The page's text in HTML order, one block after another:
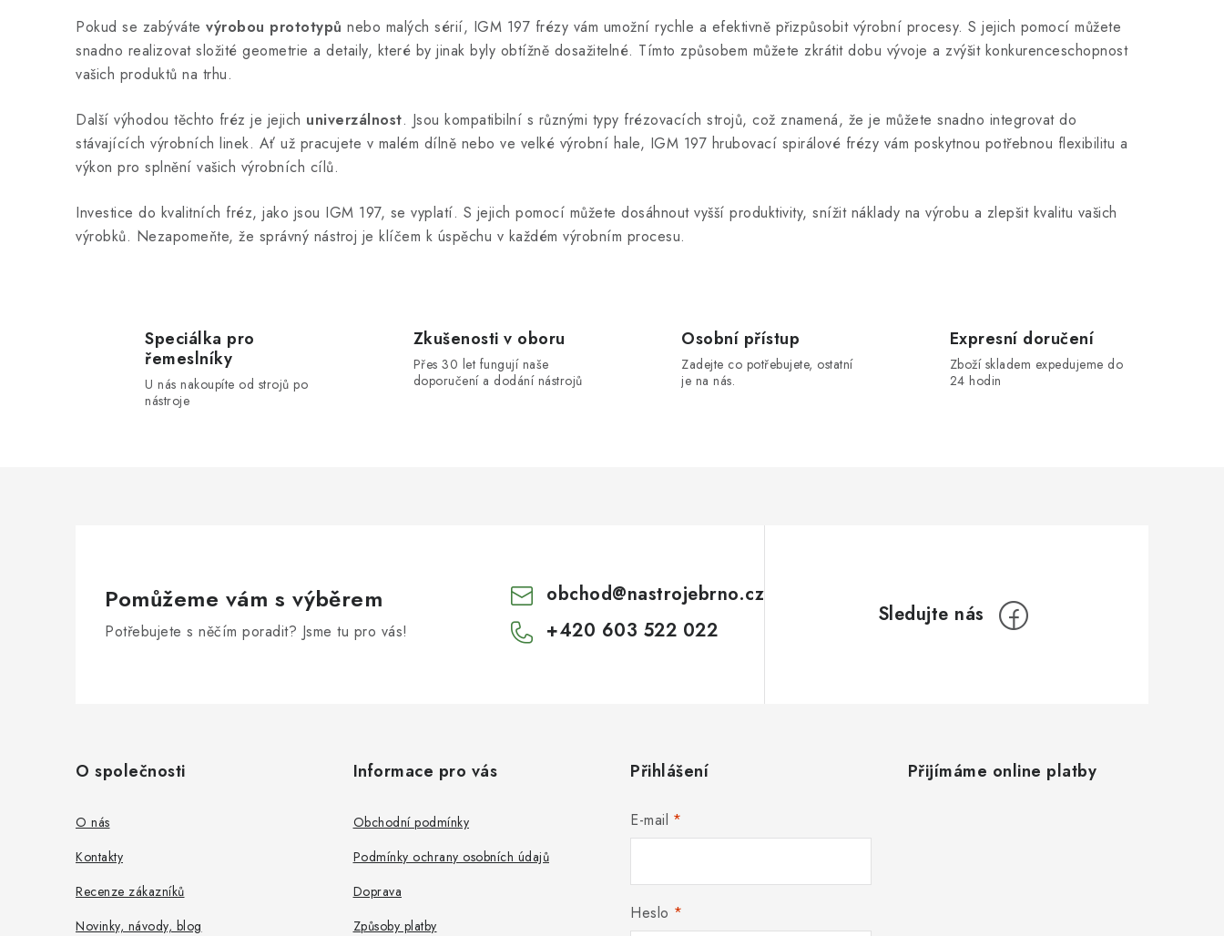
p
r
k
y
ý
p
Pokud se zabýváte výrobou prototypů nebo malých sérií, IGM 197 frézy vám umožní rychle a efektivně přizpůsobit výrobní procesy. S jejich pomocí můžete
snadno realizovat složité geometrie a detaily, které by jinak byly obtížně dosažitelné. Tímto způsobem můžete zkrátit dobu vývoje a zvýšit konkurenceschopnost
vašich produktů na trhu.
Další výhodou těchto fréz je jejich univerzálnost. Jsou kompatibilní s různými typy frézovacích strojů, což znamená, že je můžete snadno integrovat do
stávajících výrobních linek. Ať už pracujete v malém dílně nebo ve velké výrobní hale, IGM 197 hrubovací spirálové frézy vám poskytnou potřebnou flexibilitu a
výkon pro splnění vašich výrobních cílů.
Investice do kvalitních fréz, jako jsou IGM 197, se vyplatí. S jejich pomocí můžete dosáhnout vyšší produktivity, snížit náklady na výrobu a zlepšit kvalitu vašich
výrobků. Nezapomeňte, že správný nástroj je klíčem k úspěchu v každém výrobním procesu.
Speciálka pro
řemeslníky
U nás nakoupíte od strojů po
nástroje
Zkušenosti v oboru
Přes 30 let fungují naše
doporučení a dodání nástrojů
Osobní přístup
Zadejte co potřebujete, ostatní
je na nás.
Expresní doručení
Zboží skladem expedujeme do
24 hodin
Pomůžeme vám s výběrem
Potřebujete s něčím poradit? Jsme tu pro vás!
obchod@nastrojebrno.cz
+420 603 522 022
O společnosti
O nás
Kontakty
Recenze zákazníků
Novinky, návody, blog
Informace pro vás
Obchodní podmínky
Podmínky ochrany osobních údajů
Doprava
Způsoby platby
Přihlášení
E-mail
Heslo
Přijímáme online platby